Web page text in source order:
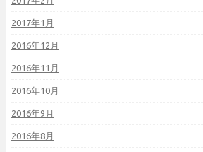
2017年1月
2016年12月
2016年11月
2016年10月
2016年9月
2016年8月